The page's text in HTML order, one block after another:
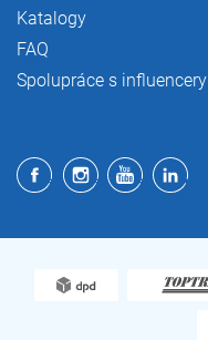
Katalogy
FAQ
Spolupráce s influencery